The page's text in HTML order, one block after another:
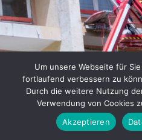
Großsanierung Wohnanlage
Um unsere Webseite für
fortlaufend verbessern zu
Durch die weitere Nutzung
Verwendung von Cookies
Akzeptieren